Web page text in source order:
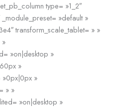
type= »1_2″
_module_preset= »default »
transform_scale_tablet= » »
»on|desktop »
»
»0px|0px »
» »
»on|desktop »